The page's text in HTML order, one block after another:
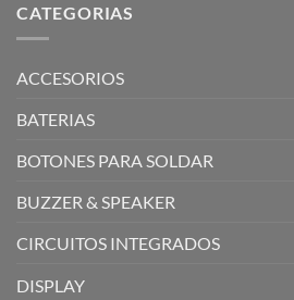
CATEGORIAS
ACCESORIOS
BATERIAS
BOTONES PARA SOLDAR
BUZZER & SPEAKER
CIRCUITOS INTEGRADOS
DISPLAY